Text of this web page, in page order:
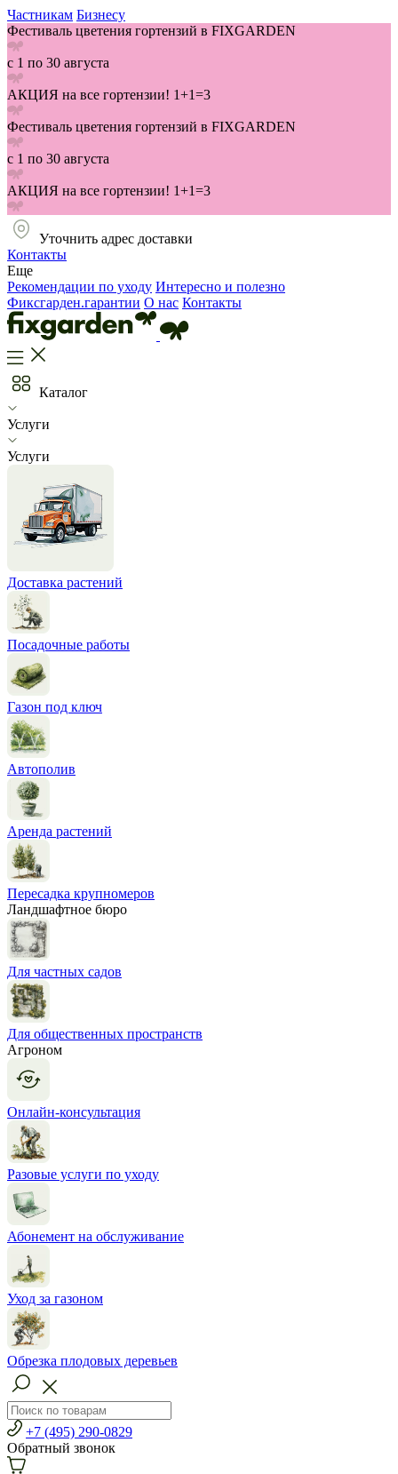
Частникам Бизнесу
Фестиваль цветения гортензий в FIXGARDEN
с 1 по 30 августа
АКЦИЯ на все гортензии! 1+1=3
Фестиваль цветения гортензий в FIXGARDEN
с 1 по 30 августа
АКЦИЯ на все гортензии! 1+1=3
Уточнить адрес доставки
Контакты
Еще
Рекомендации по уходу Интересно и полезно
Фиксгарден.гарантии О нас Контакты
Каталог
Услуги
Услуги
Доставка растений
Посадочные работы
Газон под ключ
Автополив
Аренда растений
Пересадка крупномеров
Ландшафтное бюро
Для частных садов
Для общественных пространств
Агроном
Онлайн-консультация
Разовые услуги по уходу
Абонемент на обслуживание
Уход за газоном
Обрезка плодовых деревьев
+7 (495) 290-0829
Обратный звонок